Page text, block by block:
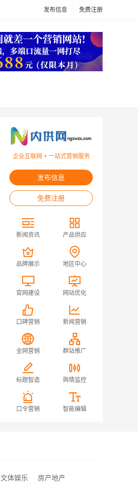
发布信息 免费注册
企业互联网 + 一站式营销服务
发布信息
免费注册
新闻资讯 产品供应
品牌展示 地区中心
官网建设 网站优化
口碑营销 新闻营销
全网营销 群站推广
标题智造 舆情监控
口令营销 智能编辑
文体娱乐
房产地产